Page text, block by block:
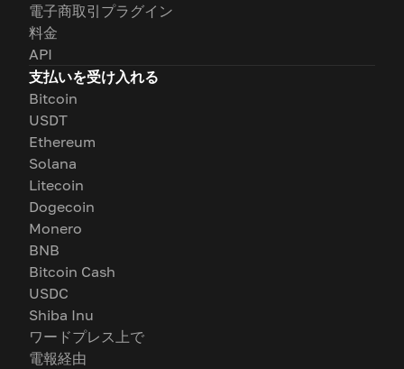
電子商取引プラグイン
料金
API
支払いを受け入れる
Bitcoin
USDT
Ethereum
Solana
Litecoin
Dogecoin
Monero
BNB
Bitcoin Cash
USDC
Shiba Inu
ワードプレス上で
電報経由